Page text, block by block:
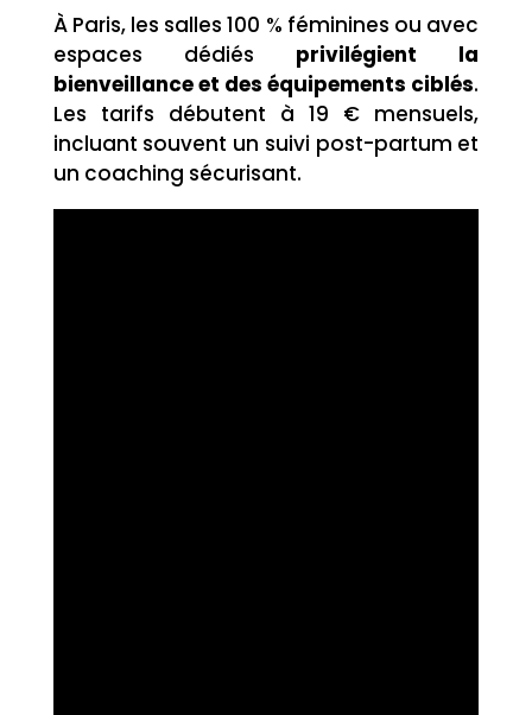
À Paris, les salles 100 % féminines ou avec
espaces dédiés privilégient la
bienveillance et des équipements ciblés.
Les tarifs débutent à 19 € mensuels,
incluant souvent un suivi post-partum et
un coaching sécurisant.